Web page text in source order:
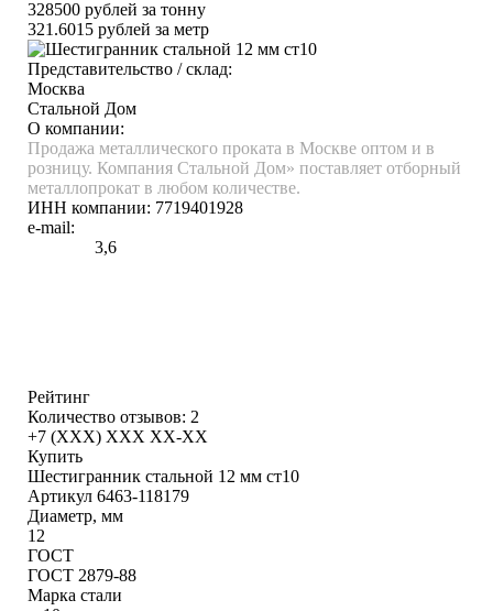
328500 рублей за тонну
321.6015 рублей за метр
Представительство / склад:
Москва
Стальной Дом
О компании:
Продажа металлического проката в Москве оптом и в
розницу. Компания Стальной Дом» поставляет отборный
металлопрокат в любом количестве.
ИНН компании: 7719401928
e-mail:
Рейтинг
3,6
Количество отзывов: 2
+7 (XXX) ХХХ ХХ-ХХ
Купить
Шестигранник стальной 12 мм ст10
Артикул 6463-118179
Диаметр, мм
12
ГОСТ
ГОСТ 2879-88
Марка стали